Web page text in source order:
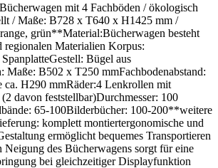
mit 4 Fachböden / ökologisch
/ Maße: B728 x T640 x H1425 mm /
grün**Material:Bücherwagen besteht
regionalen Materialien Korpus:
Bügel aus
Maße: B502 x T250 mmFachbodenabstand:
ca. H290 mmRäder:4 Lenkrollen mit
davon feststellbar)Durchmesser: 100
65-100Bilderbücher: 100-200**weitere
komplett montiertergonomische und
ermöglicht bequemes Transportieren
des Bücherwagens sorgt für eine
bei gleichzeitiger Displayfunktion